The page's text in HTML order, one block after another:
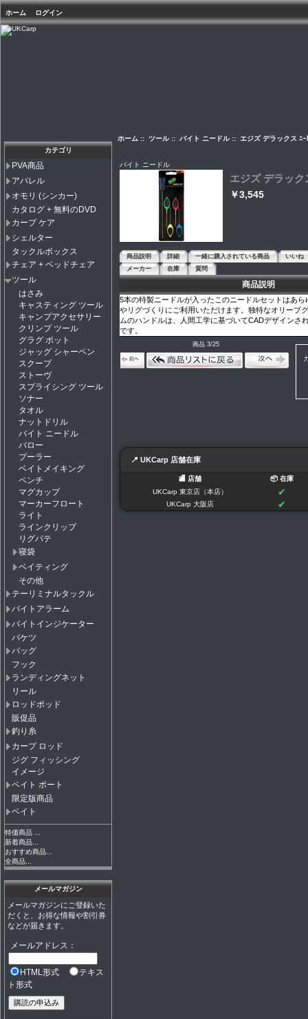
ホーム ログイン
カテゴリ
PVA商品
アパレル
オモリ (シンカー)
カタログ + 無料のDVD
カープ ケア
シェルター
タックルボックス
チェア + ベッドチェア
ツール
はさみ
キャスティング ツール
キャンプアクセサリー
クリンプ ツール
グラグ ポット
ジャッグ シャーペン
スクープ
ストーヴ
スプライシング ツール
ソナー
タオル
ナットドリル
バイト ニードル
バロー
プーラー
ベイトメイキング
ペンチ
マグカップ
マーカーフロート
ライト
ラインクリップ
リグパテ
寝袋
ベイティング
その他
テーリミナルタックル
バイトアラーム
バイトインジケーター
バケツ
バッグ
フック
ランディングネット
リール
ロッドポッド
販促品
釣り糸
カープ ロッド
ジグ フィッシング
イメージ
ベイト ボート
限定版商品
ベイト
特価商品 ...
新着商品...
おすすめ商品...
全商品...
メールマガジン
メールマガジンにご登録いた
だくと、お得な情報や割引券
などが届きます。
メールアドレス：
HTML形式
テキス
ト形式
ホーム :: ツール:: バイト ニードル:: エジズ デラックス ﾆｰ
バイト ニードル
エジズ デラック
￥3,545
商品説明 詳細 一緒に購入されている商品
いいね
メーカー
在庫 質問
商品説明
5本の特製ニードルが入ったこのニードルセットはあ
やリグづくりにご利用いただけます。独特なオリーブ
ムのハンドルは、人間工学に基づいてCADデザインさ
です。
商品 3/25
📍 UKCarp 店舗在庫
🏬 店舗
📦 在庫
UKCarp 東京店（本店）
✔
UKCarp 大阪店 ✔